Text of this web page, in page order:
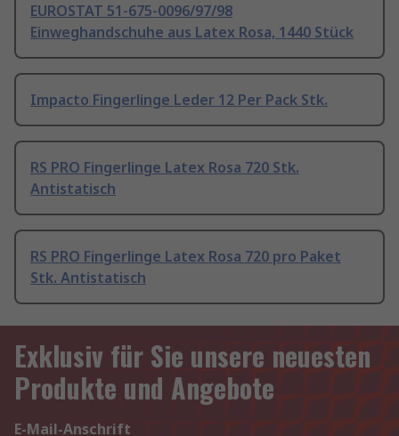
EUROSTAT 51-675-0096/97/98
Einweghandschuhe aus Latex Rosa, 1440 Stück
Impacto Fingerlinge Leder 12 Per Pack Stk.
RS PRO Fingerlinge Latex Rosa 720 Stk.
Antistatisch
RS PRO Fingerlinge Latex Rosa 720 pro Paket
Stk. Antistatisch
Exklusiv für Sie unsere neuesten
Produkte und Angebote
E-Mail-Anschrift